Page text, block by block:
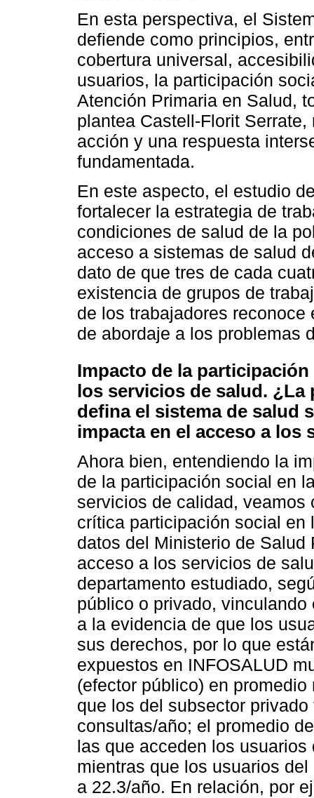
En esta perspectiva, el
defiende como principios,
cobertura universal,
usuarios, la participación
Atención Primaria en Salud,
plantea Castell-Florit
acción y una respuesta
fundamentada.
En este aspecto, el estudio
fortalecer la estrategia de
condiciones de salud de la
acceso a sistemas de salud
dato de que tres de cada
existencia de grupos de
de los trabajadores
de abordaje a los problemas
Impacto de la
los servicios de salud.
defina el sistema de salud
impacta en el acceso a los
Ahora bien, entendiendo la
de la participación social en
servicios de calidad,
crítica participación social en
datos del Ministerio de
acceso a los servicios de
departamento estudiado,
público o privado,
a la evidencia de que los
sus derechos, por lo que
expuestos en INFOSALUD
(efector público) en
que los del subsector
consultas/año; el promedio
las que acceden los
mientras que los usuarios
a 22.3/año. En relación, por